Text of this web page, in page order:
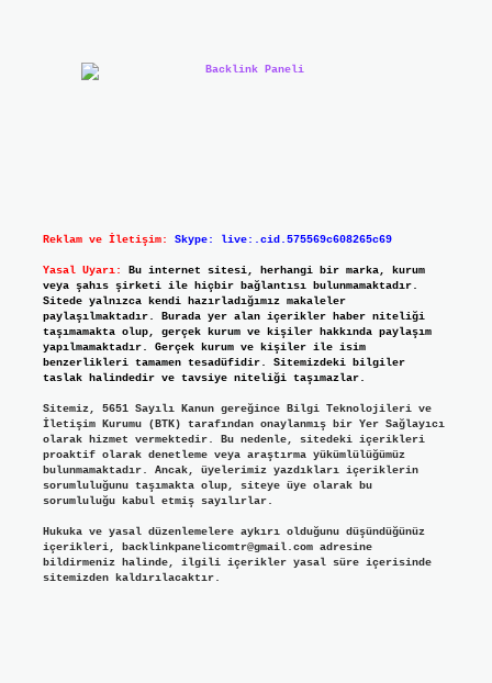
Reklam ve İletişim: Skype: live:.cid.575569c608265c69
Yasal Uyarı:
Bu internet sitesi, herhangi bir marka, kurum
veya şahıs şirketi ile hiçbir bağlantısı bulunmamaktadır.
Sitede yalnızca kendi hazırladığımız makaleler
paylaşılmaktadır. Burada yer alan içerikler haber niteliği
taşımamakta olup, gerçek kurum ve kişiler hakkında paylaşım
yapılmamaktadır. Gerçek kurum ve kişiler ile isim
benzerlikleri tamamen tesadüfidir. Sitemizdeki bilgiler
taslak halindedir ve tavsiye niteliği taşımazlar.
Sitemiz, 5651 Sayılı Kanun gereğince Bilgi Teknolojileri ve
İletişim Kurumu (BTK) tarafından onaylanmış bir Yer Sağlayıcı
olarak hizmet vermektedir. Bu nedenle, sitedeki içerikleri
proaktif olarak denetleme veya araştırma yükümlülüğümüz
bulunmamaktadır. Ancak, üyelerimiz yazdıkları içeriklerin
sorumluluğunu taşımakta olup, siteye üye olarak bu
sorumluluğu kabul etmiş sayılırlar.
Hukuka ve yasal düzenlemelere aykırı olduğunu düşündüğünüz
içerikleri, backlinkpanelicomtr@gmail.comadresine
bildirmeniz halinde, ilgili içerikler yasal süre içerisinde
sitemizden kaldırılacaktır.